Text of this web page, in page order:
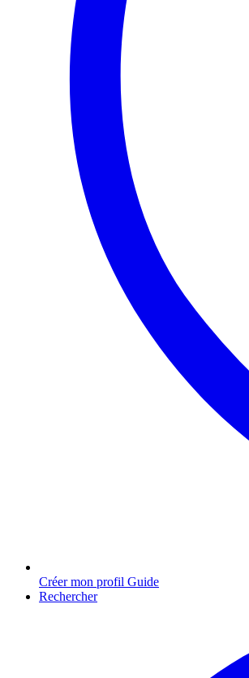
Créer mon profil Guide
Rechercher